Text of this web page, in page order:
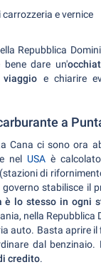
e vernice
Repubblica
bene dare un'
e chiarire
a
Cana ci sono ora
nel USA è
di
stabilisce il
è lo stesso in ogni
nella Repubblica
auto. Basta aprire
dal benzinaio.
credito.